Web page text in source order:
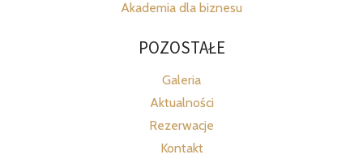
Akademia dla biznesu
POZOSTAŁE
Galeria
Aktualności
Rezerwacje
Kontakt